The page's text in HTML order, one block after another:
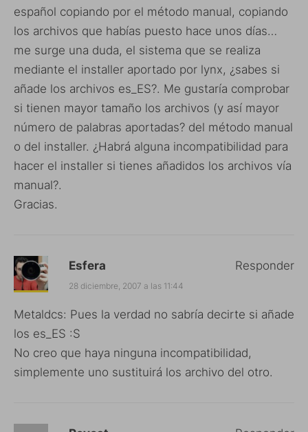
español copiando por el método manual, copiando
los archivos que habías puesto hace unos días…
me surge una duda, el sistema que se realiza
mediante el installer aportado por lynx, ¿sabes si
añade los archivos es_ES?. Me gustaría comprobar
si tienen mayor tamaño los archivos (y así mayor
número de palabras aportadas? del método manual
o del installer. ¿Habrá alguna incompatibilidad para
hacer el installer si tienes añadidos los archivos vía
manual?.
Gracias.
Esfera
28 diciembre, 2007 a las 11:44
Metaldcs: Pues la verdad no sabría decirte si añade
los es_ES :S
No creo que haya ninguna incompatibilidad,
simplemente uno sustituirá los archivo del otro.
Responder